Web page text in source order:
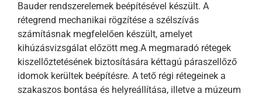
Bauder rendszerelemek beépítésével készült. A
rétegrend mechanikai rögzítése a szélszívás
számításnak megfelelően készült, amelyet
kihúzásvizsgálat előzött meg.A megmaradó rétegek
kiszellőztetésének biztosítására kéttagú páraszellőző
idomok kerültek beépítésre. A tető régi rétegeinek a
szakaszos bontása és helyreállítása, illetve a múzeum